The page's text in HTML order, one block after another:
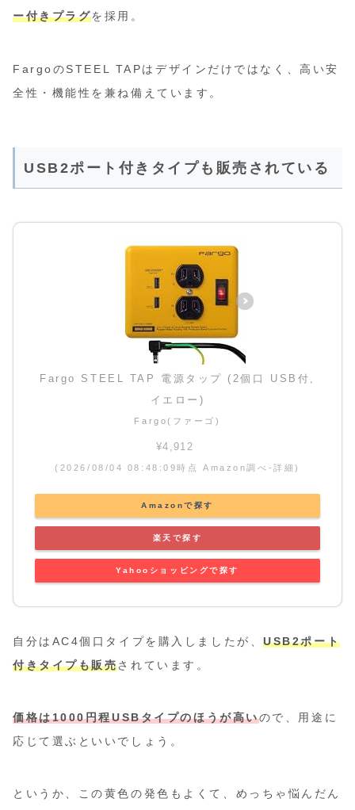
ー付きプラグを採用。
FargoのSTEEL TAPはデザインだけではなく、高い安
全性・機能性を兼ね備えています。
USB2ポート付きタイプも販売されている
Fargo STEEL TAP 電源タップ (2個口 USB付,
イエロー)
Fargo(ファーゴ)
¥4,912
(2026/08/04 08:48:09時点 Amazon調べ-詳細)
Amazonで探す
楽天で探す
Yahooショッピングで探す
自分はAC4個口タイプを購入しましたが、USB2ポート
付きタイプも販売されています。
価格は1000円程USBタイプのほうが高いので、用途に
応じて選ぶといいでしょう。
というか、この黄色の発色もよくて、めっちゃ悩んだん